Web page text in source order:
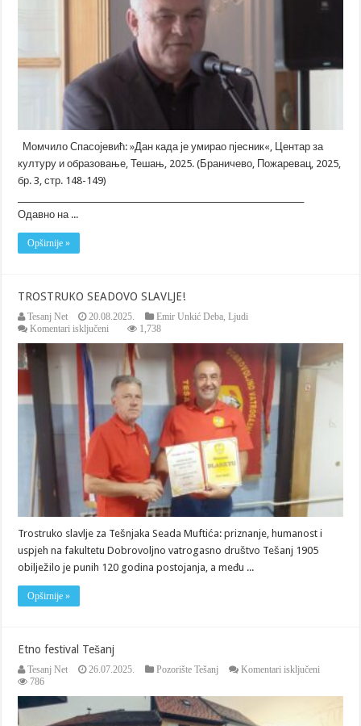
Момчило Спасојевић: »Дан када је умирао пјесник«, Центар за
културу и образовање, Тешањ, 2025. (Браничево, Пожаревац, 2025,
бр. 3, стр. 148-149)
Одавно на ...
Opširnije »
TROSTRUKO SEADOVO SLAVLJE!
Tesanj Net 20.08.2025. Emir Unkić Deba,Ljudi
Komentari isključeni
SEADOVO
SLAVLJE!
1,738
Trostruko slavlje za Tešnjaka Seada Muftića: priznanje, humanost i
uspjeh na fakultetu Dobrovoljno vatrogasno društvo Tešanj 1905
obilježilo je punih 120 godina postojanja, a među ...
Opširnije »
Etno festival Tešanj
Tesanj Net 26.07.2025. Pozorište Tešanj Komentari isključeni
786